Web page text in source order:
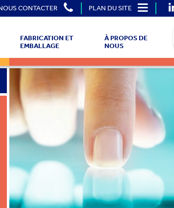
CONTACTER PLAN DU SITE
FABRICATION ET
EMBALLAGE
À PROPOS DE
NOUS